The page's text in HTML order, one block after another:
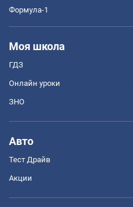
Формула-1
Моя школа
ГДЗ
Онлайн уроки
ЗНО
Авто
Тест Драйв
Акции